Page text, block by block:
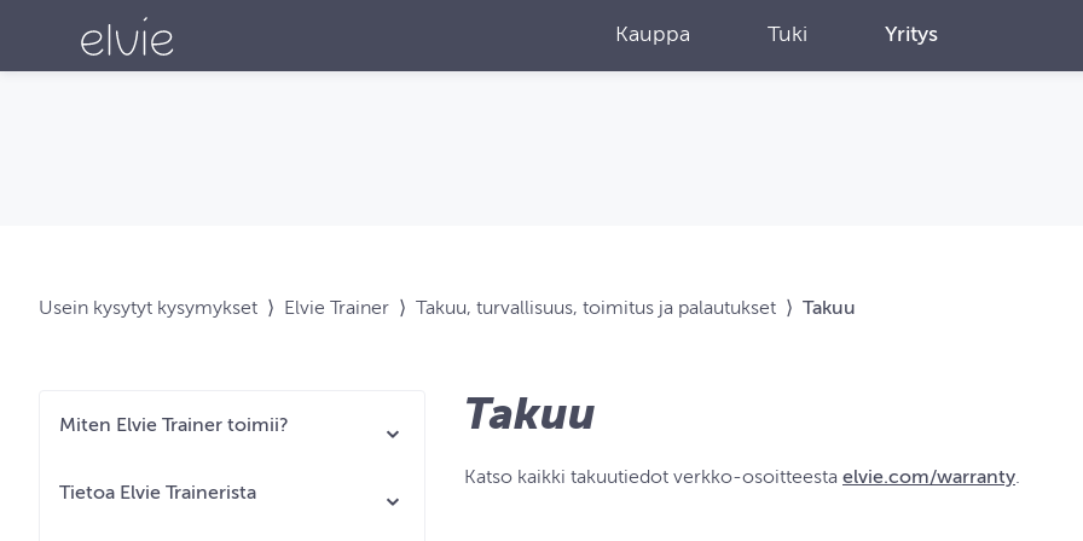
Kauppa Tuki Yritys
Usein kysytyt kysymykset ⟩ Elvie Trainer ⟩ Takuu, turvallisuus, toimitus ja palautukset ⟩ Takuu
Miten Elvie Trainer toimii?
Tietoa Elvie Trainerista
Takuu
Katso kaikki takuutiedot verkko-osoitteesta elvie.com/warranty.